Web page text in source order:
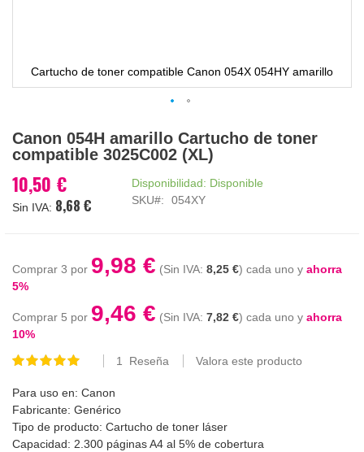
Cartucho de toner compatible Canon 054X 054HY amarillo
al
comienzo
la
galería
Canon 054H amarillo Cartucho de toner
compatible 3025C002 (XL)
10,50 €
8,68 €
Disponibilidad: Disponible
SKU
054XY
Comprar 3 por 9,98 € 8,25 € cada uno y ahorra
5%
Comprar 5 por 9,46 € 7,82 € cada uno y ahorra
10%
Valoración:
1 Reseña Valora este producto
Para uso en: Canon
Fabricante: Genérico
Tipo de producto: Cartucho de toner láser
Capacidad: 2.300 páginas A4 al 5% de cobertura